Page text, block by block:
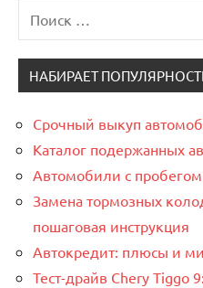
для:
НАБИРАЕТ
Срочный выкуп
Каталог подержанных
Автомобили с
Замена тормозных
пошаговая инструкция
Автокредит: плюсы и
Тест-драйв Chery Tiggo